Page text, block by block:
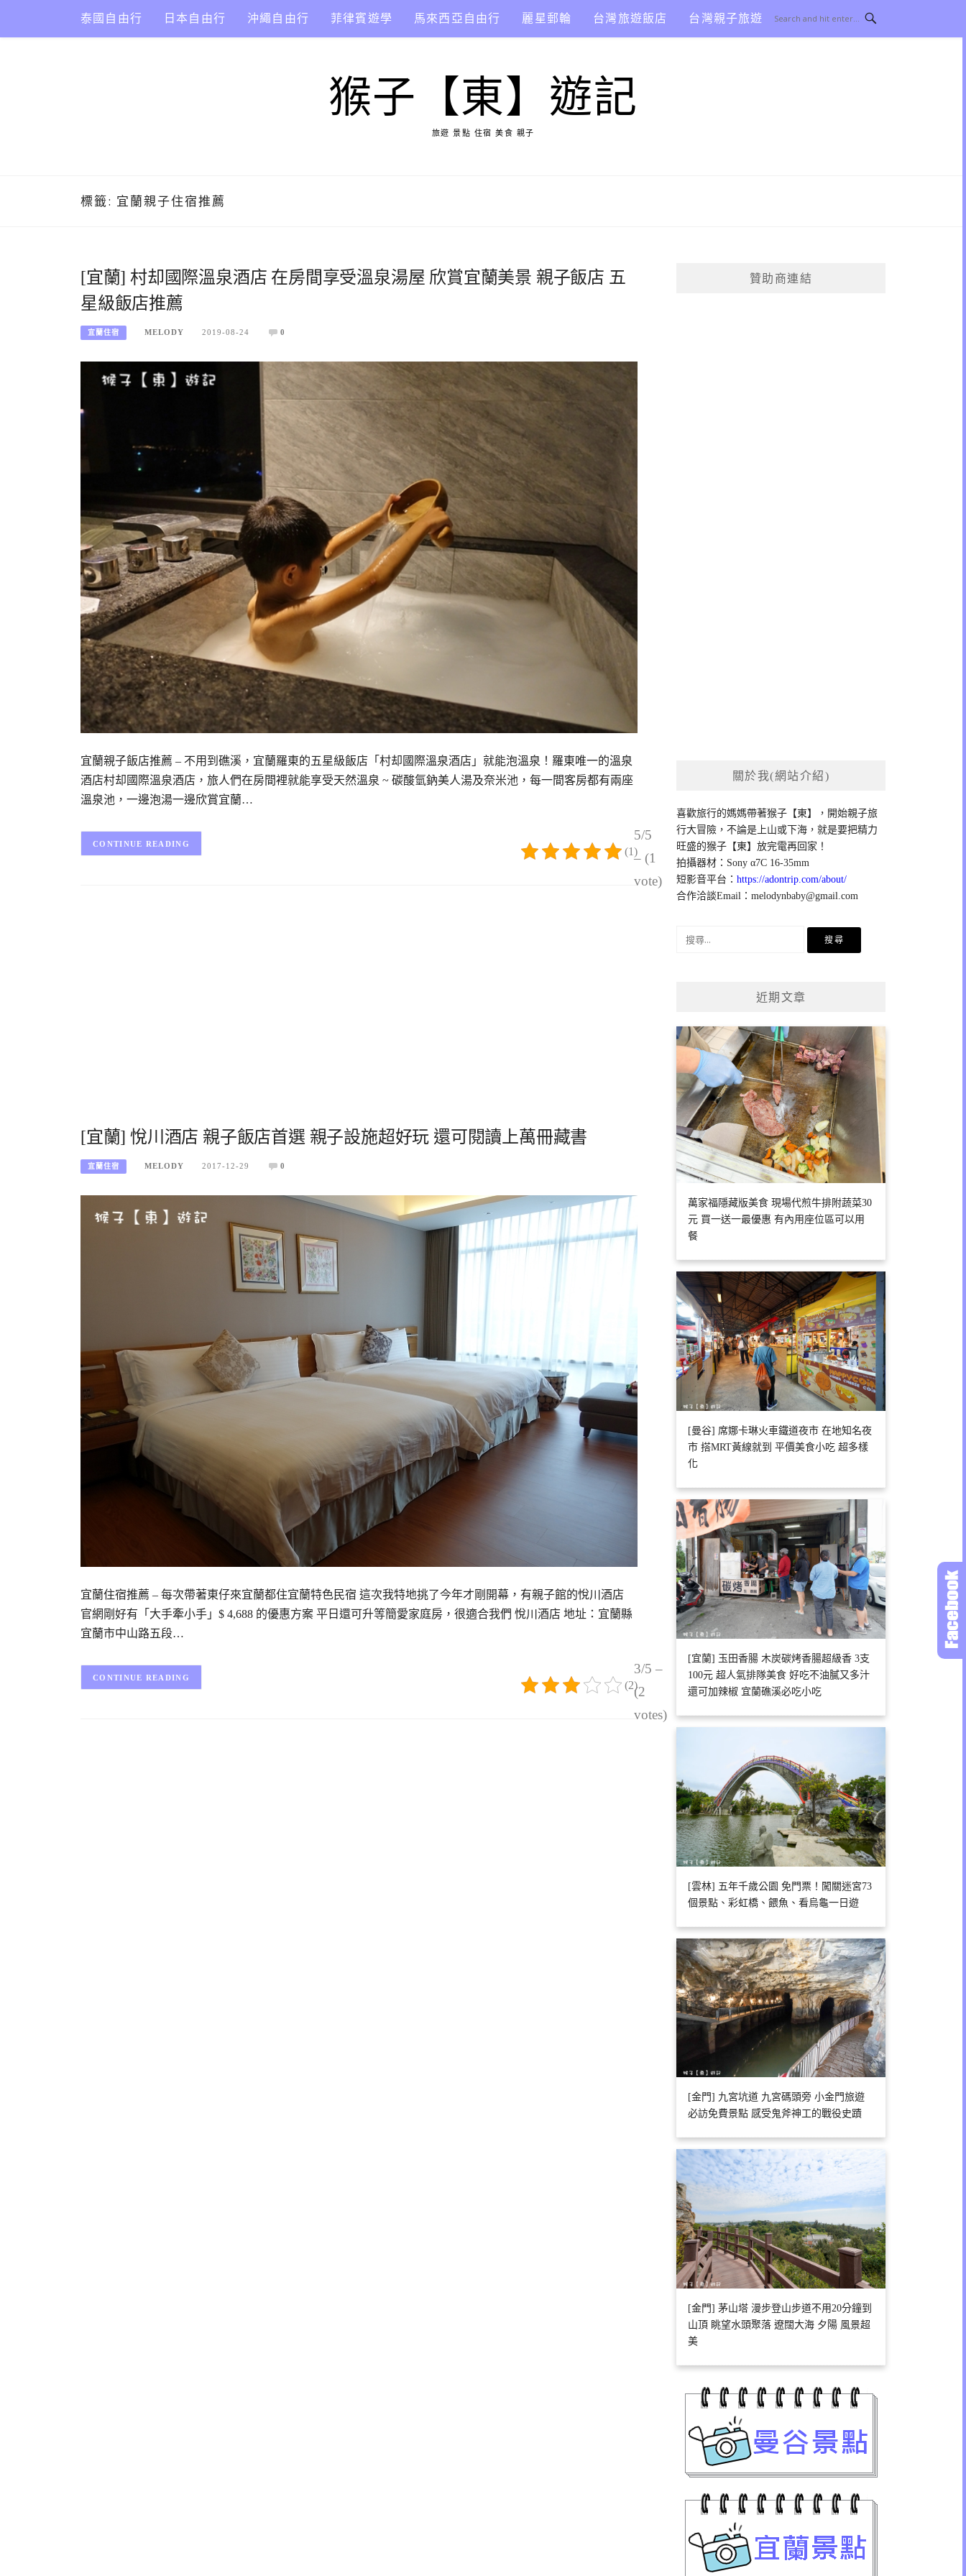
content
泰國自由行 日本自由行 沖繩自由行 菲律賓遊學 馬來西亞自由行 麗星郵輪 台灣旅遊飯店 台灣親子旅遊
猴子【東】遊記
旅遊 景點 住宿 美食 親子
標籤: 宜蘭親子住宿推薦
[宜蘭] 村却國際溫泉酒店 在房間享受溫泉湯屋 欣賞宜蘭美景 親子飯店 五
星級飯店推薦
宜蘭住宿 MELODY 2019-08-24 0
宜蘭親子飯店推薦 – 不用到礁溪，宜蘭羅東的五星級飯店「村却國際溫泉酒店」就能泡溫泉！羅東唯一的溫泉
酒店村却國際溫泉酒店，旅人們在房間裡就能享受天然溫泉 ~ 碳酸氫鈉美人湯及奈米池，每一間客房都有兩座
溫泉池，一邊泡湯一邊欣賞宜蘭…
5/5
– (1
vote)
(1)
CONTINUE READING
[宜蘭] 悅川酒店 親子飯店首選 親子設施超好玩 還可閱讀上萬冊藏書
宜蘭住宿 MELODY 2017-12-29 0
宜蘭住宿推薦 – 每次帶著東仔來宜蘭都住宜蘭特色民宿 這次我特地挑了今年才剛開幕，有親子館的悅川酒店
官網剛好有「大手牽小手」$ 4,688 的優惠方案 平日還可升等簡愛家庭房，很適合我們 悅川酒店 地址：宜蘭縣
宜蘭市中山路五段…
3/5 –
(2
votes)
(2)
CONTINUE READING
贊助商連結
關於我(網站介紹)
喜歡旅行的媽媽帶著猴子【東】，開始親子旅
行大冒險，不論是上山或下海，就是要把精力
旺盛的猴子【東】放完電再回家！
拍攝器材：Sony α7C 16-35mm
短影音平台：https://adontrip.com/about/
合作洽談Email：melodynbaby@gmail.com
近期文章
萬家福隱藏版美食 現場代煎牛排附蔬菜30
元 買一送一最優惠 有內用座位區可以用
餐
[曼谷] 席娜卡琳火車鐵道夜市 在地知名夜
市 搭MRT黃線就到 平價美食小吃 超多樣
化
[宜蘭] 玉田香腸 木炭碳烤香腸超級香 3支
100元 超人氣排隊美食 好吃不油膩又多汁
還可加辣椒 宜蘭礁溪必吃小吃
[雲林] 五年千歲公園 免門票！闖關迷宮73
個景點、彩虹橋、餵魚、看烏龜一日遊
[金門] 九宮坑道 九宮碼頭旁 小金門旅遊
必訪免費景點 感受鬼斧神工的戰役史蹟
[金門] 茅山塔 漫步登山步道不用20分鐘到
山頂 眺望水頭聚落 遼闊大海 夕陽 風景超
美